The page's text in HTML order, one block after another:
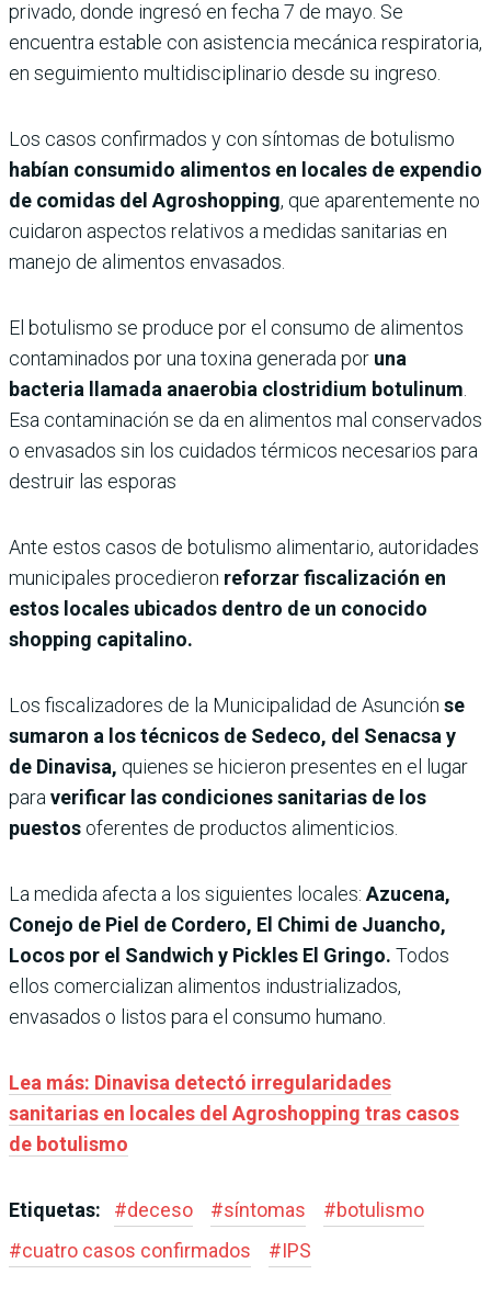
privado, donde ingresó en fecha 7 de mayo. Se
encuentra estable con asistencia mecánica respiratoria,
en seguimiento multidisciplinario desde su ingreso.
Los casos confirmados y con síntomas de botulismo
habían consumido alimentos en locales de expendio
de comidas del Agroshopping, que aparentemente no
cuidaron aspectos relativos a medidas sanitarias en
manejo de alimentos envasados.
El botulismo se produce por el consumo de alimentos
contaminados por una toxina generada por una
bacteria llamada anaerobia clostridium botulinum
Esa contaminación se da en alimentos mal conservados
o envasados sin los cuidados térmicos necesarios para
destruir las esporas
Ante estos casos de botulismo alimentario, autoridades
municipales procedieron reforzar fiscalización en
estos locales ubicados dentro de un conocido
shopping capitalino.
Los fiscalizadores de la Municipalidad de Asunción se
sumaron a los técnicos de Sedeco, del Senacsa y
de Dinavisa, quienes se hicieron presentes en el lugar
para verificar las condiciones sanitarias de los
puestos oferentes de productos alimenticios.
La medida afecta a los siguientes locales: Azucena,
Conejo de Piel de Cordero, El Chimi de Juancho,
Locos por el Sandwich y Pickles El Gringo. Todos
ellos comercializan alimentos industrializados,
envasados o listos para el consumo humano.
Lea más: Dinavisa detectó irregularidades
sanitarias en locales del Agroshopping tras casos
de botulismo
Etiquetas: #deceso #síntomas #botulismo
#cuatro casos confirmados #IPS